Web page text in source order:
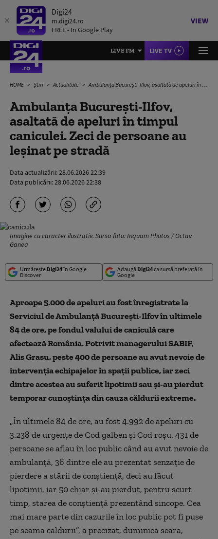
Digi24
m.digi24.ro
FREE - In Google Play
VIEW
LIVE FM LIVE TV
HOME Știri Actualitate Ambulanța București-Ilfov, asaltată de apeluri în timpul caniculei. Zeci de persoane au leșinat pe stradă
Ambulanța București-Ilfov,
asaltată de apeluri în timpul
caniculei. Zeci de persoane au
leșinat pe stradă
Data actualizării:28.06.2026 22:39
Data publicării:28.06.2026 22:38
Imagine cu caracter ilustrativ. Sursa foto: Inquam Photos / Octav
Ganea
Urmărește Digi24în Google
Discover
Adaugă Digi24ca sursă preferată în
Google
Aproape 5.000 de apeluri au fost înregistrate la
Serviciul de Ambulanță București-Ilfov în ultimele
84 de ore, pe fondul valului de caniculă care
afectează România. Potrivit managerului SABIF,
Alis Grasu, peste 400 de persoane au avut nevoie de
intervenția echipajelor în spații publice, iar zeci
dintre acestea au suferit lipotimii sau și-au pierdut
temporar cunoștința din cauza căldurii extreme.
„În ultimele 84 de ore, au fost 4.992 de apeluri cu
3.238 de urgenţe de Cod galben şi Cod roşu. 431 de
persoane se aflau în loc public când au avut nevoie de
ambulanţă, 36 dintre ele au prezentat senzaţie de
pierdere a stării de conştienţă, deci au făcut
lipotimii, iar 50 chiar şi-au pierdut, pentru scurt
timp, starea de conştienţă prezentând sincope. Cea
mai mare parte din cazurile în loc public pot fi puse
pe seama căldurii”, a precizat, duminică seara,